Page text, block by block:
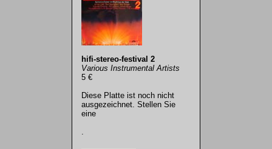
hifi-stereo-festival 2
Various Instrumental Artists
5 €
Diese Platte ist noch nicht
ausgezeichnet. Stellen Sie
eine
.